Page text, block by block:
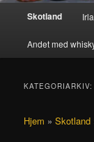
Hovedmenu
Skotland
Andet med
Hjem »Skotland